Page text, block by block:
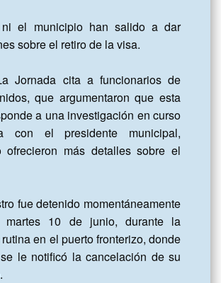
el municipio han salido a dar
sobre el retiro de la visa.
Jornada cita a funcionarios de
que argumentaron que esta
a una investigación en curso
con el presidente municipal,
ofrecieron más detalles sobre el
fue detenido momentáneamente
martes 10 de junio, durante la
en el puerto fronterizo, donde
le notificó la cancelación de su